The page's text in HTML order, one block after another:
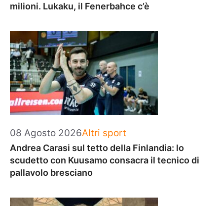
milioni. Lukaku, il Fenerbahce c’è
08 Agosto 2026Categorie
Altri sport
Andrea Carasi sul tetto della Finlandia: lo
scudetto con Kuusamo consacra il tecnico di
pallavolo bresciano